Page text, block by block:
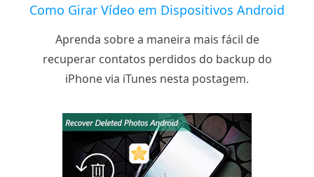
Como Girar Vídeo em Dispositivos Android
Aprenda sobre a maneira mais fácil de
recuperar contatos perdidos do backup do
iPhone via iTunes nesta postagem.